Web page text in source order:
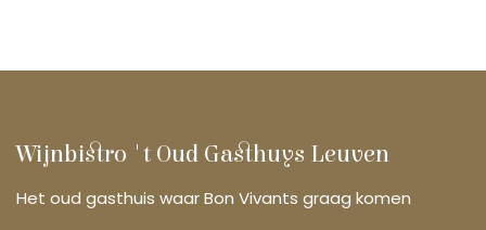
Wijnbistro 't Oud Gasthuys Leuven
Het oud gasthuis waar Bon Vivants graag komen